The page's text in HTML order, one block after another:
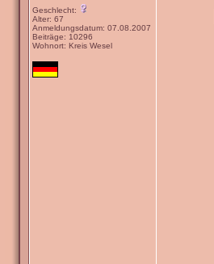
Geschlecht:
Alter: 67
Anmeldungsdatum: 07.08.2007
Beiträge: 10296
Wohnort: Kreis Wesel